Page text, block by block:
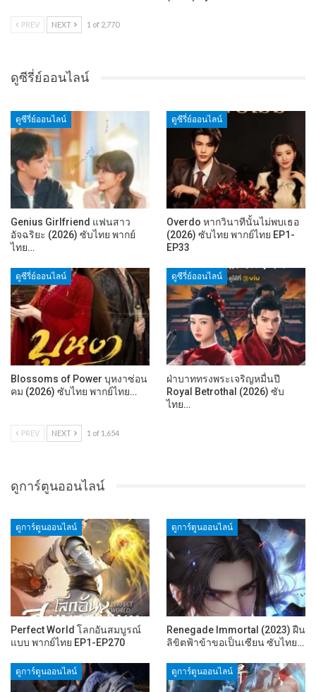
PREV NEXT 1 of 2,770
ดูซีรี่ย์ออนไลน์
ดูซีรี่ย์ออนไลน์
Genius Girlfriend แฟนสาว
อัจฉริยะ (2026) ซับไทย พากย์
ไทย…
ดูซีรี่ย์ออนไลน์
Overdo หากวินาทีนั้นไม่พบเธอ
(2026) ซับไทย พากย์ไทย EP1-
EP33
ดูซีรี่ย์ออนไลน์
Blossoms of Power บุหงาซ่อน
คม (2026) ซับไทย พากย์ไทย…
ดูซีรี่ย์ออนไลน์
ฝ่าบาททรงพระเจริญหมื่นปี
Royal Betrothal (2026) ซับ
ไทย…
PREV NEXT 1 of 1,654
ดูการ์ตูนออนไลน์
ดูการ์ตูนออนไลน์
Perfect World โลกอันสมบูรณ์
แบบ พากย์ไทย EP1-EP270
ดูการ์ตูนออนไลน์
Renegade Immortal (2023) ฝืน
ลิขิตฟ้าข้าขอเป็นเซียน ซับไทย…
ดูการ์ตูนออนไลน์ ดูการ์ตูนออนไลน์